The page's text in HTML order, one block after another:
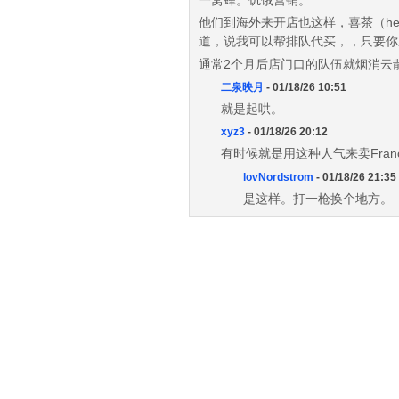
他们到海外来开店也这样，喜茶（
道，说我可以帮排队代买，，只要
通常2个月后店门口的队伍就烟消云
二泉映月 - 01/18/26 10:51
就是起哄。
xyz3 - 01/18/26 20:12
有时候就是用这种人气来卖
lovNordstrom - 01/18/26 21:35
是这样。打一枪换个地方。